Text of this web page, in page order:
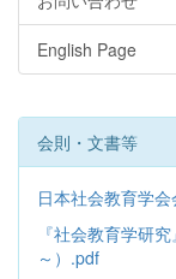
English Page
会則・文書等
日本社会教育学
『社会教育学研
～）.pdf